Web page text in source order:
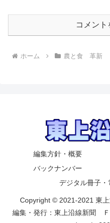
コメント
ホーム 農と食 革新
編集方針・概要
バックナンバー
デジタル冊子
Copyright © 2021-2021 東
編集・発行：東上沿線新聞